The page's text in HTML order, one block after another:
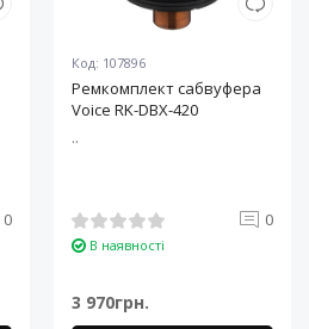
0
Код: 107896
Ремкомплект сабвуфера
Voice RK-DBX-420
..
0
В наявності
3 970грн.